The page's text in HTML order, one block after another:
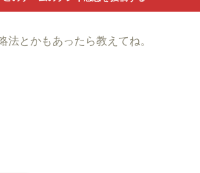
とかもあったら教えてね。